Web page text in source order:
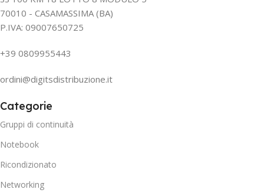
70010 - CASAMASSIMA (BA)
P.IVA: 09007650725
+39 0809955443
ordini@digitsdistribuzione.it
Categorie
Gruppi di continuità
Notebook
Ricondizionato
Networking